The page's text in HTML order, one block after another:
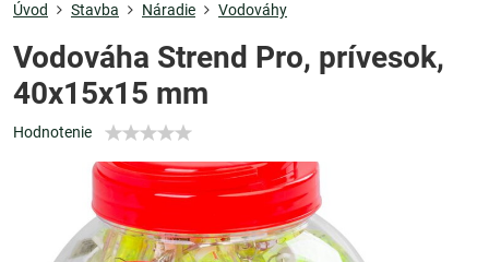
Úvod Stavba Náradie Vodováhy
Vodováha Strend Pro, prívesok,
40x15x15 mm
Hodnotenie